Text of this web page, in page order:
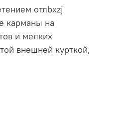
отлbxzj
карманы на
и мелких
внешней курткой,